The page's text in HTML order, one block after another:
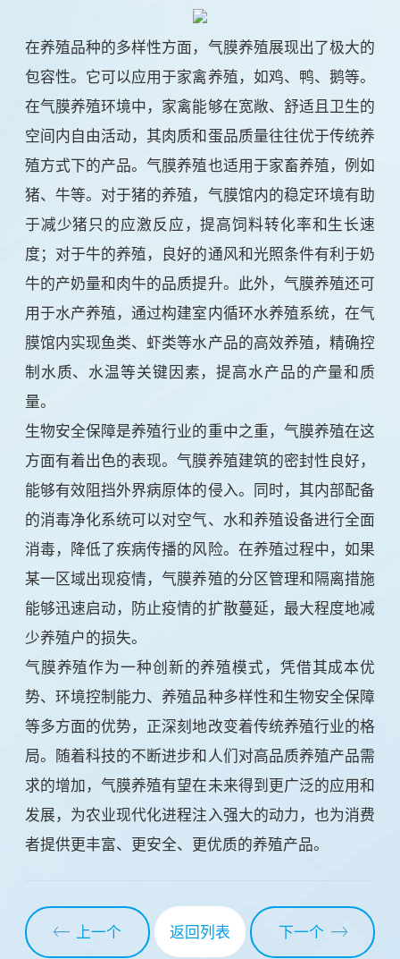
在养殖品种的多样性方面，气膜养殖展现出了极大的
包容性。它可以应用于家禽养殖，如鸡、鸭、鹅等。
在气膜养殖环境中，家禽能够在宽敞、舒适且卫生的
空间内自由活动，其肉质和蛋品质量往往优于传统养
殖方式下的产品。气膜养殖也适用于家畜养殖，例如
猪、牛等。对于猪的养殖，气膜馆内的稳定环境有助
于减少猪只的应激反应，提高饲料转化率和生长速
度；对于牛的养殖，良好的通风和光照条件有利于奶
牛的产奶量和肉牛的品质提升。此外，气膜养殖还可
用于水产养殖，通过构建室内循环水养殖系统，在气
膜馆内实现鱼类、虾类等水产品的高效养殖，精确控
制水质、水温等关键因素，提高水产品的产量和质
量。
生物安全保障是养殖行业的重中之重，气膜养殖在这
方面有着出色的表现。气膜养殖建筑的密封性良好，
能够有效阻挡外界病原体的侵入。同时，其内部配备
的消毒净化系统可以对空气、水和养殖设备进行全面
消毒，降低了疾病传播的风险。在养殖过程中，如果
某一区域出现疫情，气膜养殖的分区管理和隔离措施
能够迅速启动，防止疫情的扩散蔓延，最大程度地减
少养殖户的损失。
气膜养殖作为一种创新的养殖模式，凭借其成本优
势、环境控制能力、养殖品种多样性和生物安全保障
等多方面的优势，正深刻地改变着传统养殖行业的格
局。随着科技的不断进步和人们对高品质养殖产品需
求的增加，气膜养殖有望在未来得到更广泛的应用和
发展，为农业现代化进程注入强大的动力，也为消费
者提供更丰富、更安全、更优质的养殖产品。
上一个 返回列表 下一个